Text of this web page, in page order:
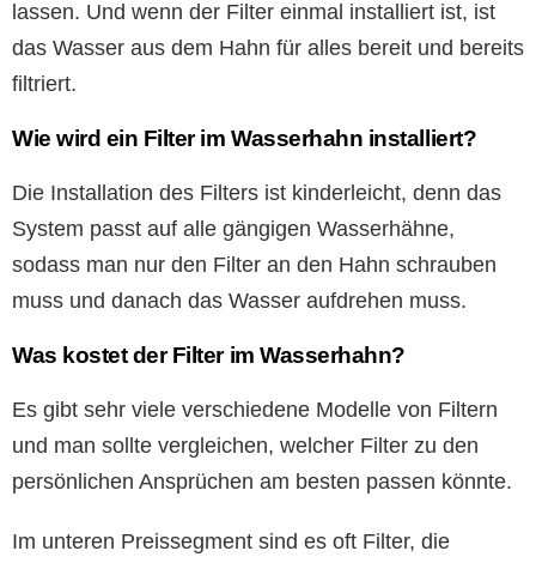
lassen. Und wenn der Filter einmal installiert ist, ist
das Wasser aus dem Hahn für alles bereit und bereits
filtriert.
Wie wird ein Filter im Wasserhahn installiert?
Die Installation des Filters ist kinderleicht, denn das
System passt auf alle gängigen Wasserhähne,
sodass man nur den Filter an den Hahn schrauben
muss und danach das Wasser aufdrehen muss.
Was kostet der Filter im Wasserhahn?
Es gibt sehr viele verschiedene Modelle von Filtern
und man sollte vergleichen, welcher Filter zu den
persönlichen Ansprüchen am besten passen könnte.
Im unteren Preissegment sind es oft Filter, die